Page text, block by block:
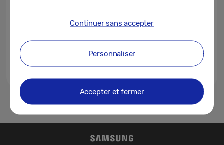
Séries Galaxy S22 et Galaxy Tab
et de l’écosystème Samsung...
1
Continuer sans accepter
Personnaliser
Accepter et fermer